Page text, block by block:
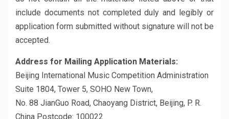
include documents not completed duly and legibly or
application form submitted without signature will not be
accepted.
Address for Mailing Application Materials:
Beijing International Music Competition Administration
Suite 1804, Tower 5, SOHO New Town,
No. 88 JianGuo Road, Chaoyang District, Beijing, P. R.
China Postcode: 100022